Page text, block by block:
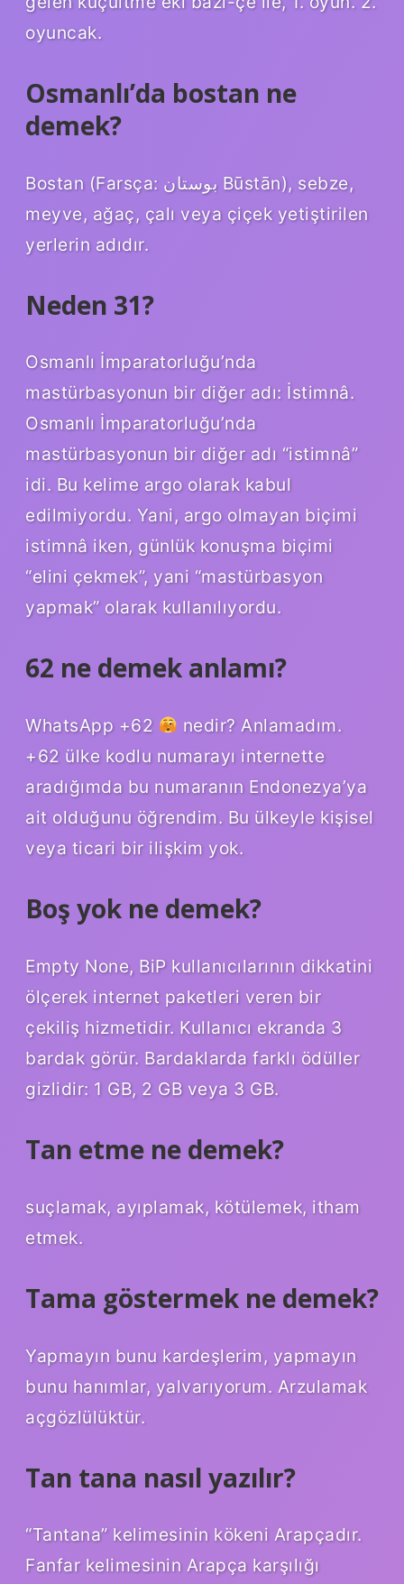
oyuncak.
Osmanlı’da bostan ne
demek?
Bostan (Farsça: بوستان Būstān), sebze,
meyve, ağaç, çalı veya çiçek yetiştirilen
yerlerin adıdır.
Neden 31?
Osmanlı İmparatorluğu’nda
mastürbasyonun bir diğer adı: İstimnâ.
Osmanlı İmparatorluğu’nda
mastürbasyonun bir diğer adı “istimnâ”
idi. Bu kelime argo olarak kabul
edilmiyordu. Yani, argo olmayan biçimi
istimnâ iken, günlük konuşma biçimi
“elini çekmek”, yani “mastürbasyon
yapmak” olarak kullanılıyordu.
62 ne demek anlamı?
WhatsApp +62
nedir? Anlamadım.
+62 ülke kodlu numarayı internette
aradığımda bu numaranın Endonezya’ya
ait olduğunu öğrendim. Bu ülkeyle kişisel
veya ticari bir ilişkim yok.
Boş yok ne demek?
Empty None, BiP kullanıcılarının dikkatini
ölçerek internet paketleri veren bir
çekiliş hizmetidir. Kullanıcı ekranda 3
bardak görür. Bardaklarda farklı ödüller
gizlidir: 1 GB, 2 GB veya 3 GB.
Tan etme ne demek?
suçlamak, ayıplamak, kötülemek, itham
etmek.
Tama göstermek ne demek?
Yapmayın bunu kardeşlerim, yapmayın
bunu hanımlar, yalvarıyorum. Arzulamak
açgözlülüktür.
Tan tana nasıl yazılır?
“Tantana” kelimesinin kökeni Arapçadır.
Fanfar kelimesinin Arapça karşılığı